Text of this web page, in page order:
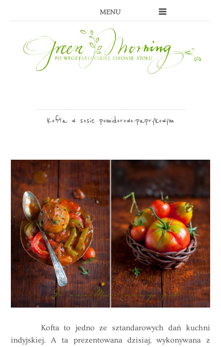
MENU
Kofta w sosie pomidorowo-paprykowym
Kofta to jedno ze sztandarowych dań kuchni
indyjskiej. A ta prezentowana dzisiaj, wykonywana z